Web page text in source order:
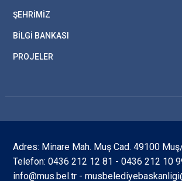
ŞEHRİMİZ
BİLGİ BANKASI
PROJELER
Adres: Minare Mah. Muş Cad. 49100
Telefon: 0436 212 12 81 - 0436 212 10
info@mus.bel.tr -